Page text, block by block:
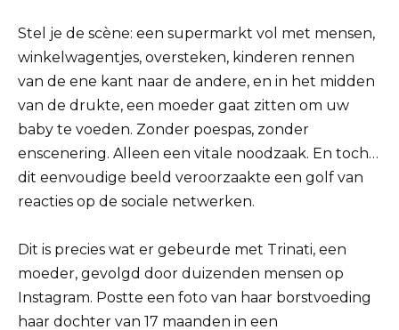
Stel je de scène: een supermarkt vol met mensen,
winkelwagentjes, oversteken, kinderen rennen
van de ene kant naar de andere, en in het midden
van de drukte, een moeder gaat zitten om uw
baby te voeden. Zonder poespas, zonder
enscenering. Alleen een vitale noodzaak. En toch…
dit eenvoudige beeld veroorzaakte een golf van
reacties op de sociale netwerken.
Dit is precies wat er gebeurde met Trinati, een
moeder, gevolgd door duizenden mensen op
Instagram. Postte een foto van haar borstvoeding
haar dochter van 17 maanden in een